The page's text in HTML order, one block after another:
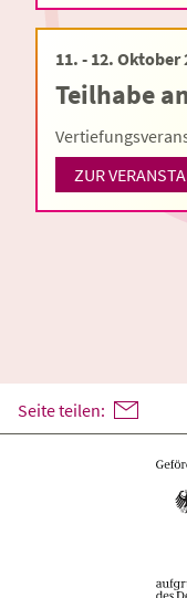
11. - 12. Oktober
Teilhabe
ZUR
Seite teilen: